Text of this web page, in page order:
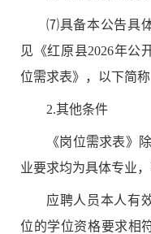
⑺具备本公告具
见《红原县2026年公
位需求表》 ， 以下简
2.其他条件
《岗位需求表》
业要求均为具体专业
应聘人员本人有
位的学位资格要求相